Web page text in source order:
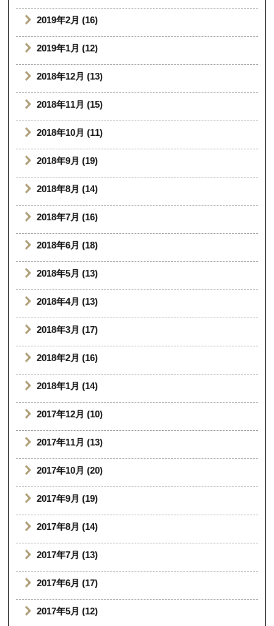
2019年2月 (16)
2019年1月 (12)
2018年12月 (13)
2018年11月 (15)
2018年10月 (11)
2018年9月 (19)
2018年8月 (14)
2018年7月 (16)
2018年6月 (18)
2018年5月 (13)
2018年4月 (13)
2018年3月 (17)
2018年2月 (16)
2018年1月 (14)
2017年12月 (10)
2017年11月 (13)
2017年10月 (20)
2017年9月 (19)
2017年8月 (14)
2017年7月 (13)
2017年6月 (17)
2017年5月 (12)